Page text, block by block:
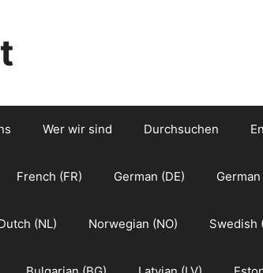
Wer wir sind Durchsuchen
French (FR) German (DE) German
(NL) Norwegian (NO) Swedish